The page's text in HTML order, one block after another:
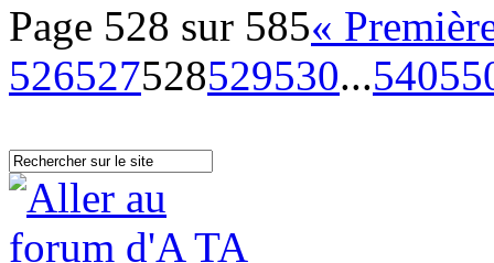
Page 528 sur 585«
526527528529530...540